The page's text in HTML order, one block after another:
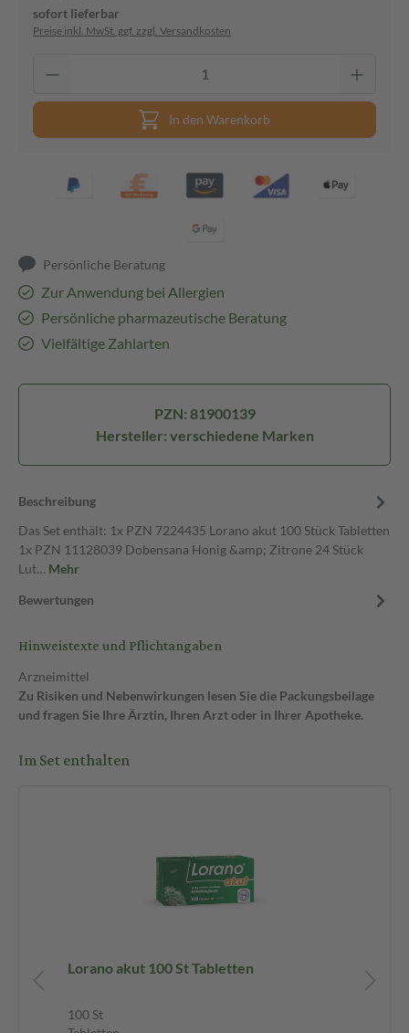
sofort lieferbar
Preise inkl. MwSt. ggf. zzgl. Versandkosten
In den Warenkorb
Persönliche Beratung
Zur Anwendung bei Allergien
Persönliche pharmazeutische Beratung
Vielfältige Zahlarten
PZN: 81900139
Hersteller: verschiedene Marken
Beschreibung
Das Set enthält: 1x PZN 7224435 Lorano akut 100 Stück Tabletten
1x PZN 11128039 Dobensana Honig &amp; Zitrone 24 Stück
Lut… Mehr
Bewertungen
Hinweistexte und Pflichtangaben
Arzneimittel
Zu Risiken und Nebenwirkungen lesen Sie die Packungsbeilage
und fragen Sie Ihre Ärztin, Ihren Arzt oder in Ihrer Apotheke.
Im Set enthalten
Lorano akut 100 St Tabletten
100 St